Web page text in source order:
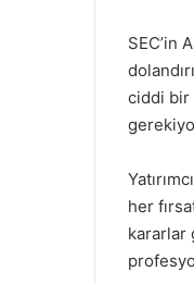
SEC’in
ciddi bir
her
kararlar